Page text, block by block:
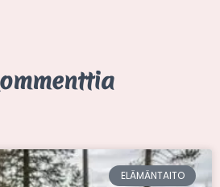
ELÄMÄNTAITO